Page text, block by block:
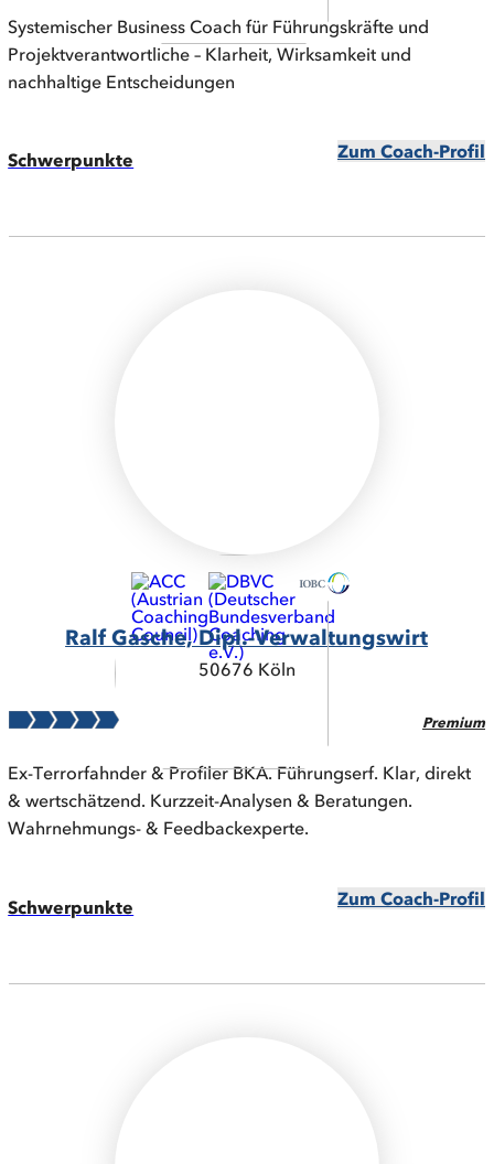
Systemischer Business Coach für Führungskräfte und
Projektverantwortliche – Klarheit, Wirksamkeit und
nachhaltige Entscheidungen
Schwerpunkte Zum Coach-Profil
Ralf Gasche, Dipl.-Verwaltungswirt
50676 Köln
Premium
Ex-Terrorfahnder & Profiler BKA. Führungserf. Klar, direkt
& wertschätzend. Kurzzeit-Analysen & Beratungen.
Wahrnehmungs- & Feedbackexperte.
Schwerpunkte Zum Coach-Profil